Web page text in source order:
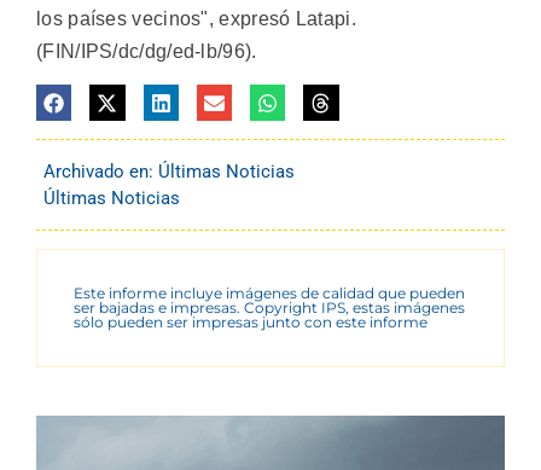
los países vecinos", expresó Latapi.
(FIN/IPS/dc/dg/ed-lb/96).
Archivado en: Últimas Noticias
Últimas Noticias
Este informe incluye imágenes de calidad que pueden
ser bajadas e impresas. Copyright IPS, estas imágenes
sólo pueden ser impresas junto con este informe